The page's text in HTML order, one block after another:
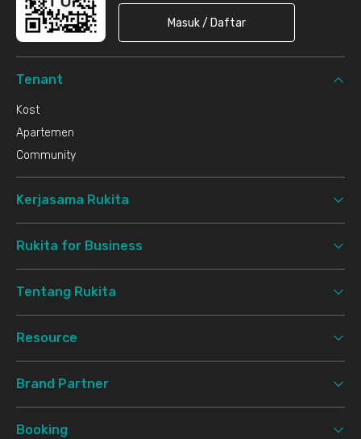
Masuk / Daftar
Tenant
Kost
Apartemen
Community
Kerjasama Rukita
Rukita for Business
Tentang Rukita
Resource
Brand Partner
Booking